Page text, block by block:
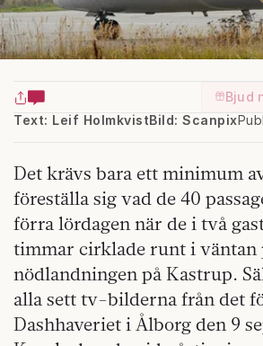
Bjud
Text: Leif HolmkvistBild: Scanpix
Det krävs bara ett minimum
föreställa sig vad de 40
förra lördagen när de i två
timmar cirklade runt i väntan
nödlandningen på Kastrup.
alla sett tv-bilderna från det
Dashhaveriet i Ålborg den 9